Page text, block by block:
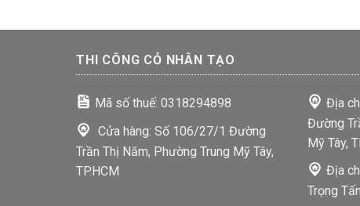
THI CÔNG CỎ NHÂN TẠO
Mã số thuế: 0318294898
Cửa hàng: Số 106/27/1 Đường
Trần Thị Năm, Phường Trung Mỹ Tây,
TP.HCM
Địa
Đường
Mỹ Tây,
Địa
Trọng